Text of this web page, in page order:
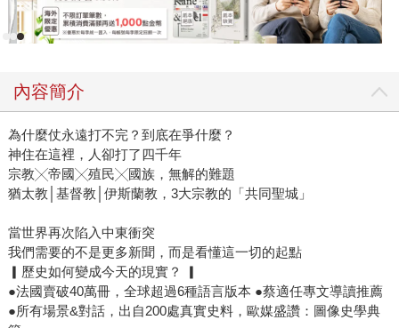
內容簡介
為什麼仗永遠打不完？到底在爭什麼？
神住在這裡，人卻打了四千年
宗教╳帝國╳殖民╳國族，無解的難題
猶太教│基督教│伊斯蘭教，3大宗教的「共同聖城」
當世界再次陷入中東衝突
我們需要的不是更多新聞，而是看懂這一切的起點
▎歷史如何變成今天的現實？ ▎
●法國賣破40萬冊，全球超過6種語言版本 ●蔡適任專文導讀推薦
●所有場景&對話，出自200處真實史料，歐媒盛讚：圖像史學典